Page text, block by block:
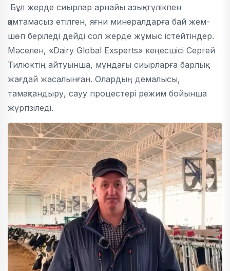
Бұл жерде сиырлар арнайы азық-түлікпен
қамтамасыз етілген, яғни минералдарға бай жем-
шөп беріледі дейді сол жерде жұмыс істейтіндер.
Мәселен, «Dairy Global Exsperts» кеңесшісі Сергей
Тилюктің айтуынша, мұндағы сиырларға барлық
жағдай жасалынған. Олардың демалысы,
тамақтандыру, сауу процестері режим бойынша
жүргізіледі.